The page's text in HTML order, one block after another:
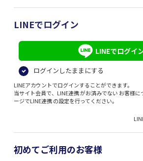
LINEでログイン
LINEでログイ
ログインしたままにする
LINEアカウントでログインすることができます。
当サイト会員で、LINE連携 がお済みでない お客様
ージでLINE連携 の設定を行ってください。
初めてご利用のお客様